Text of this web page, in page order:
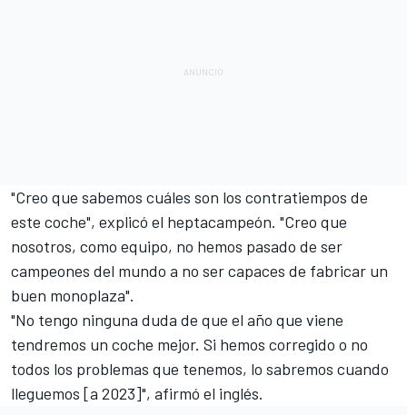
"Creo que sabemos cuáles son los contratiempos de
este coche", explicó el heptacampeón. "Creo que
nosotros, como equipo, no hemos pasado de ser
campeones del mundo a no ser capaces de fabricar un
buen monoplaza".
"No tengo ninguna duda de que el año que viene
tendremos un coche mejor. Si hemos corregido o no
todos los problemas que tenemos, lo sabremos cuando
lleguemos [a 2023]", afirmó el inglés.